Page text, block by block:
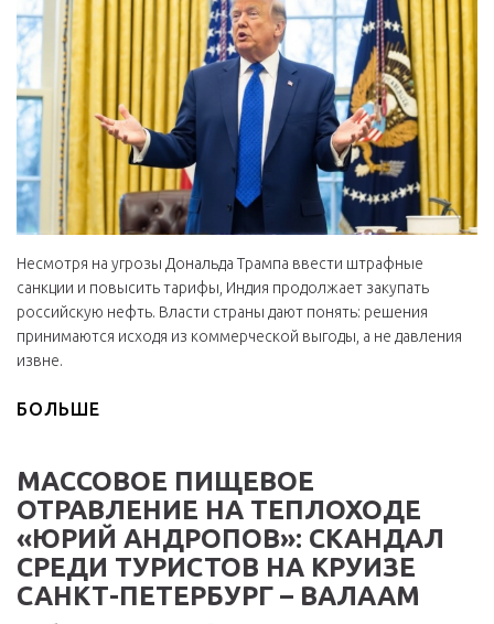
Несмотря на угрозы Дональда Трампа ввести штрафные
санкции и повысить тарифы, Индия продолжает закупать
российскую нефть. Власти страны дают понять: решения
принимаются исходя из коммерческой выгоды, а не давления
извне.
БОЛЬШЕ
МАССОВОЕ ПИЩЕВОЕ
ОТРАВЛЕНИЕ НА ТЕПЛОХОДЕ
«ЮРИЙ АНДРОПОВ»: СКАНДАЛ
СРЕДИ ТУРИСТОВ НА КРУИЗЕ
САНКТ-ПЕТЕРБУРГ – ВАЛААМ